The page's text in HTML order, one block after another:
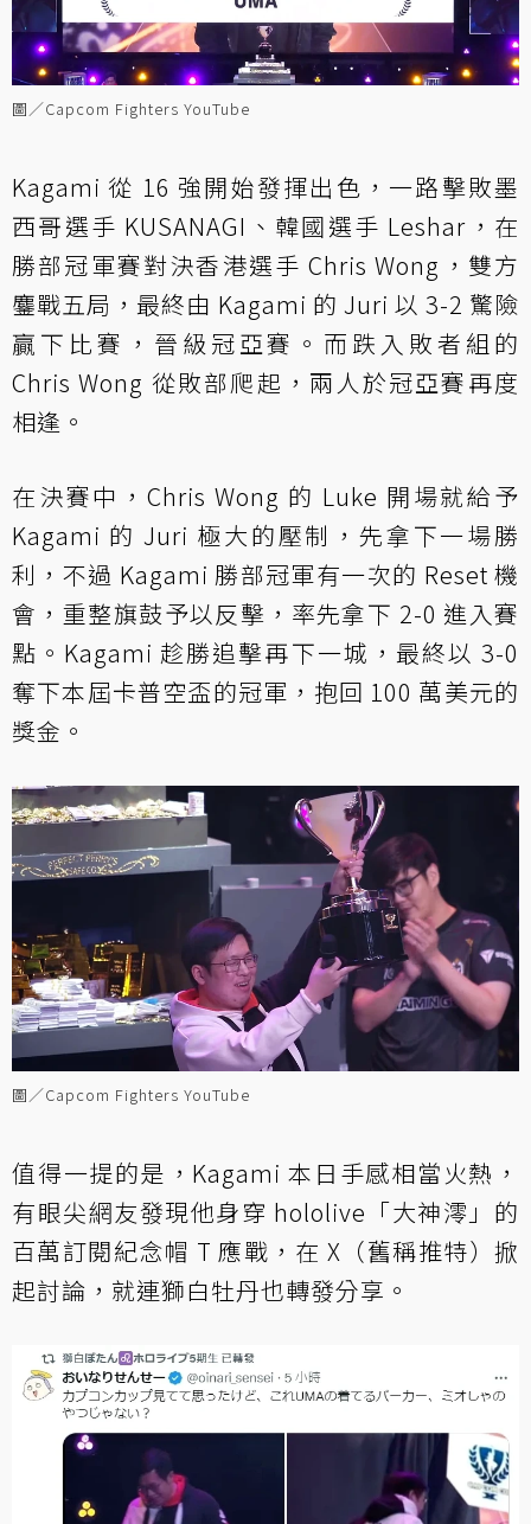
圖／Capcom Fighters YouTube
Kagami 從 16 強開始發揮出色，一路擊敗墨
西哥選手 KUSANAGI、韓國選手 Leshar，在
勝部冠軍賽對決香港選手 Chris Wong，雙方
鏖戰五局，最終由 Kagami 的 Juri 以 3-2 驚險
贏下比賽，晉級冠亞賽。而跌入敗者組的
Chris Wong 從敗部爬起，兩人於冠亞賽再度
相逢。
在決賽中，Chris Wong 的 Luke 開場就給予
Kagami 的 Juri 極大的壓制，先拿下一場勝
利，不過 Kagami 勝部冠軍有一次的 Reset 機
會，重整旗鼓予以反擊，率先拿下 2-0 進入賽
點。Kagami 趁勝追擊再下一城，最終以 3-0
奪下本屆卡普空盃的冠軍，抱回 100 萬美元的
獎金。
圖／Capcom Fighters YouTube
值得一提的是，Kagami 本日手感相當火熱，
有眼尖網友發現他身穿 hololive「大神澪」的
百萬訂閱紀念帽 T 應戰，在 X（舊稱推特）掀
起討論，就連獅白牡丹也轉發分享。